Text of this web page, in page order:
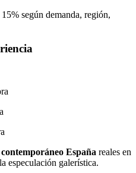
según demanda, región,
España reales en
especulación galerística.